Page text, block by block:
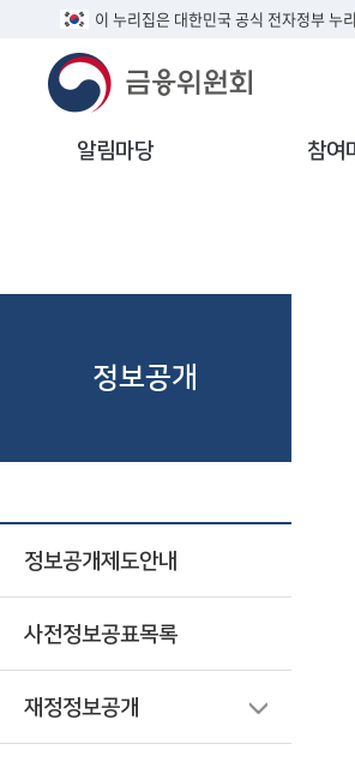
이 누리집은 대한민국 공식 전자정부 누
알림마당 참여
정보공개
정보공개제도안내
사전정보공표목록
재정정보공개